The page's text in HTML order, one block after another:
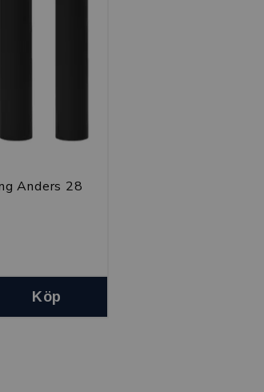
Anders 28
Köp